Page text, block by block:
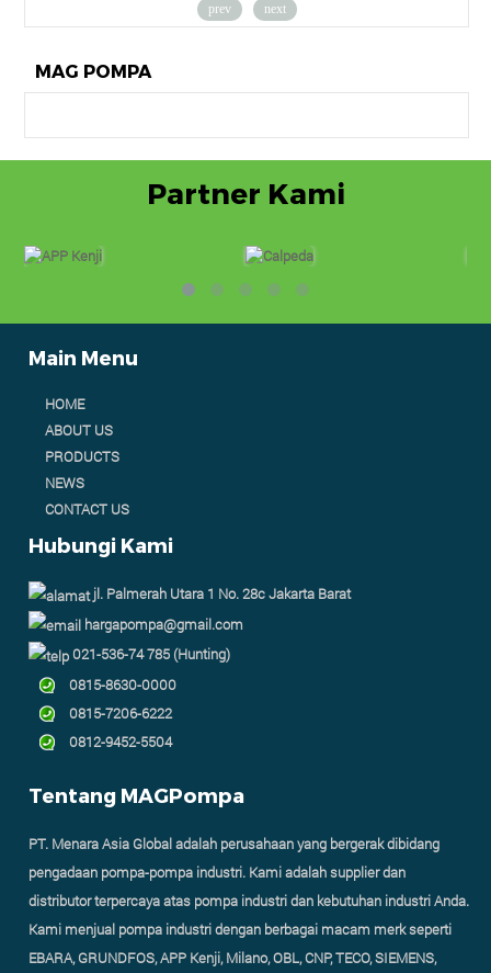
prev next
MAG POMPA
Partner Kami
Main Menu
HOME
ABOUT US
PRODUCTS
NEWS
CONTACT US
Hubungi Kami
jl. Palmerah Utara 1 No. 28c Jakarta Barat
hargapompa@gmail.com
021-536-74 785 (Hunting)
0815-8630-0000
0815-7206-6222
0812-9452-5504
Tentang MAGPompa
PT. Menara Asia Global adalah perusahaan yang bergerak dibidang
pengadaan pompa-pompa industri. Kami adalah supplier dan
distributor terpercaya atas pompa industri dan kebutuhan industri Anda.
Kami menjual pompa industri dengan berbagai macam merk seperti
EBARA, GRUNDFOS, APP Kenji, Milano, OBL, CNP, TECO, SIEMENS,